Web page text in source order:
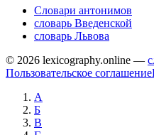
Словари антонимов
словарь Введенской
словарь Львова
© 2026 lexicography.online —
Пользовательское соглашение
А
Б
В